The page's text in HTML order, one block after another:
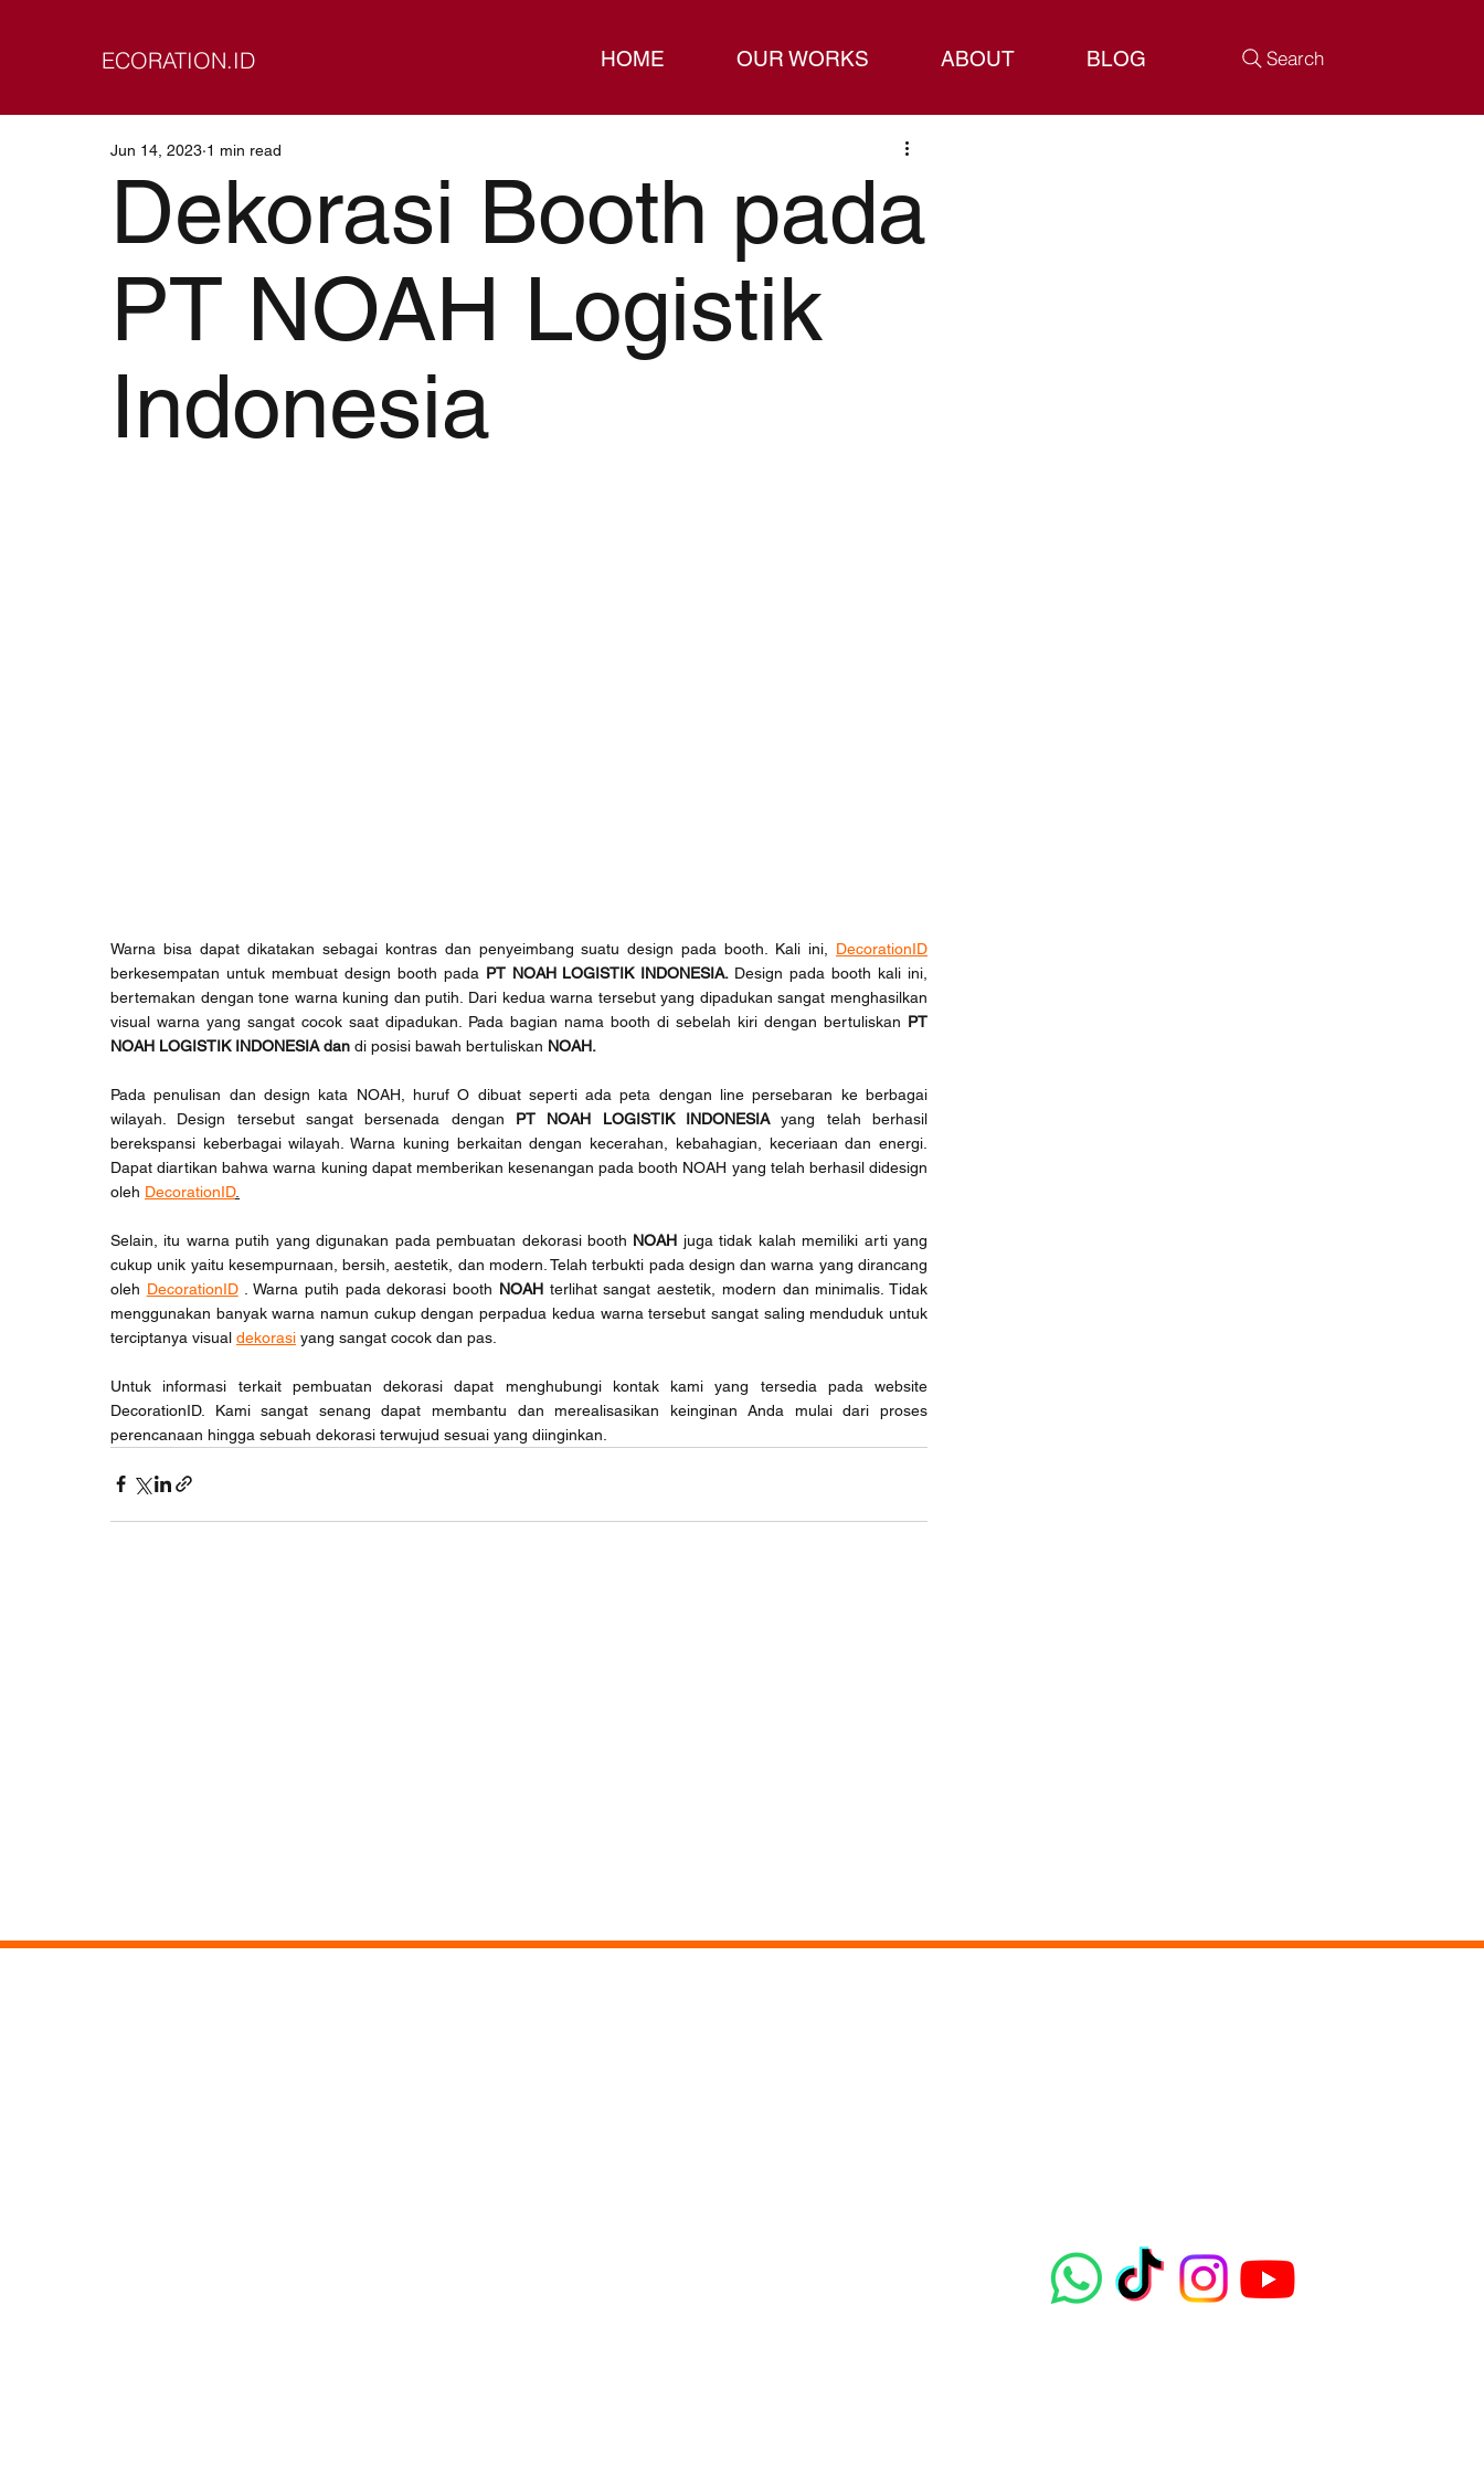
ECORATION.ID HOME OUR WORKS ABOUT BLOG Search
Dekorasi Booth pada
PT NOAH Logistik
Indonesia
Jun 14, 2023 1 min read
Warna bisa dapat dikatakan sebagai kontras dan penyeimbang suatu design pada booth. Kali ini, DecorationID
berkesempatan untuk membuat design booth pada PT NOAH LOGISTIK INDONESIA. Design pada booth kali ini,
bertemakan dengan tone warna kuning dan putih. Dari kedua warna tersebut yang dipadukan sangat menghasilkan
visual warna yang sangat cocok saat dipadukan. Pada bagian nama booth di sebelah kiri dengan bertuliskan PT
NOAH LOGISTIK INDONESIA dan di posisi bawah bertuliskan NOAH.
Pada penulisan dan design kata NOAH, huruf O dibuat seperti ada peta dengan line persebaran ke berbagai
wilayah. Design tersebut sangat bersenada dengan PT NOAH LOGISTIK INDONESIA yang telah berhasil
berekspansi keberbagai wilayah. Warna kuning berkaitan dengan kecerahan, kebahagian, keceriaan dan energi.
Dapat diartikan bahwa warna kuning dapat memberikan kesenangan pada booth NOAH yang telah berhasil didesign
oleh DecorationID.
Selain, itu warna putih yang digunakan pada pembuatan dekorasi booth NOAH juga tidak kalah memiliki arti yang
cukup unik yaitu kesempurnaan, bersih, aestetik, dan modern. Telah terbukti pada design dan warna yang dirancang
oleh DecorationID . Warna putih pada dekorasi booth NOAH terlihat sangat aestetik, modern dan minimalis. Tidak
menggunakan banyak warna namun cukup dengan perpadua kedua warna tersebut sangat saling menduduk untuk
terciptanya visual dekorasi yang sangat cocok dan pas.
Untuk informasi terkait pembuatan dekorasi dapat menghubungi kontak kami yang tersedia pada website
DecorationID. Kami sangat senang dapat membantu dan merealisasikan keinginan Anda mulai dari proses
perencanaan hingga sebuah dekorasi terwujud sesuai yang diinginkan.